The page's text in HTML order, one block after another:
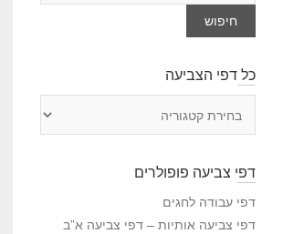
חיפוש
כל דפי הצביעה
י
ה
צ
דפי צביעה פופולרים
דפי עבודה לחגים
דפי צביעה אותיות – דפי צביעה א”ב